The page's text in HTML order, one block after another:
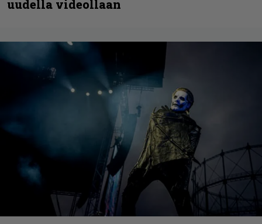
uudella videollaan